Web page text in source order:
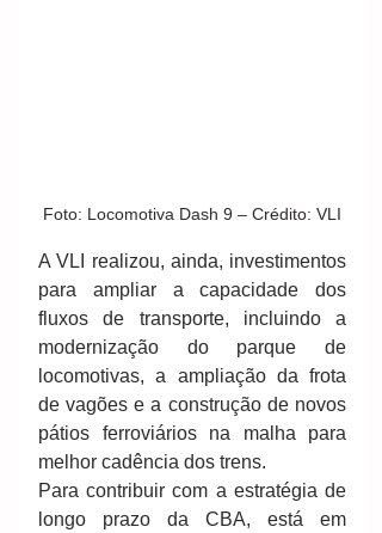
Foto: Locomotiva Dash 9 – Crédito: VLI
A VLI realizou, ainda, investimentos
para ampliar a capacidade dos
fluxos de transporte, incluindo a
modernização do parque de
locomotivas, a ampliação da frota
de vagões e a construção de novos
pátios ferroviários na malha para
melhor cadência dos trens.
Para contribuir com a estratégia de
longo prazo da CBA, está em